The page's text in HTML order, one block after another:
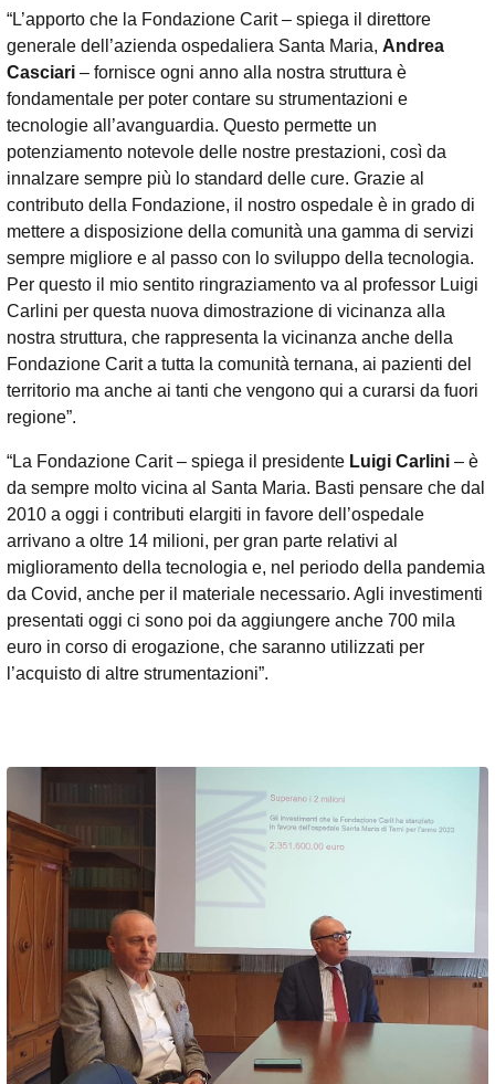
“L’apporto che la Fondazione Carit – spiega il direttore
generale dell’azienda ospedaliera Santa Maria, Andrea
Casciari – fornisce ogni anno alla nostra struttura è
fondamentale per poter contare su strumentazioni e
tecnologie all’avanguardia. Questo permette un
potenziamento notevole delle nostre prestazioni, così da
innalzare sempre più lo standard delle cure. Grazie al
contributo della Fondazione, il nostro ospedale è in grado di
mettere a disposizione della comunità una gamma di servizi
sempre migliore e al passo con lo sviluppo della tecnologia.
Per questo il mio sentito ringraziamento va al professor Luigi
Carlini per questa nuova dimostrazione di vicinanza alla
nostra struttura, che rappresenta la vicinanza anche della
Fondazione Carit a tutta la comunità ternana, ai pazienti del
territorio ma anche ai tanti che vengono qui a curarsi da fuori
regione”.
“La Fondazione Carit – spiega il presidente Luigi Carlini – è
da sempre molto vicina al Santa Maria. Basti pensare che dal
2010 a oggi i contributi elargiti in favore dell’ospedale
arrivano a oltre 14 milioni, per gran parte relativi al
miglioramento della tecnologia e, nel periodo della pandemia
da Covid, anche per il materiale necessario. Agli investimenti
presentati oggi ci sono poi da aggiungere anche 700 mila
euro in corso di erogazione, che saranno utilizzati per
l’acquisto di altre strumentazioni”.